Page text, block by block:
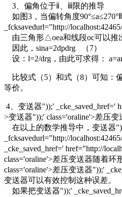
3、偏角位于ⅱ、ⅲ限的推导
如图3，当偏转角度90°≤a≤270°
_fcksavedurl="http://
由三角形△oea和线段oc可以推
因此，sina=2dpdrg （7）
设：l=2/drg，由此可求得：
比较式（5）和式（8）可知：
等价。
4、变送器"));' _cke_saved_href='
>变送器"));' class='oraline'>差压
在以上的数学推导中，变送器"));'
_fcksavedurl="http://
_cke_saved_href=' href="http://
class='oraline'>差压变送器随着
class='oraline'>差压变送器"));'
变送器可以有效控制这种误差。
如果把变送器"));'